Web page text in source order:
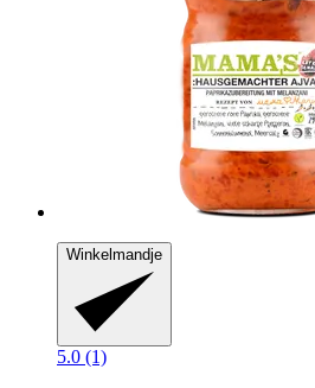
Winkelmandje
5.0 (1)